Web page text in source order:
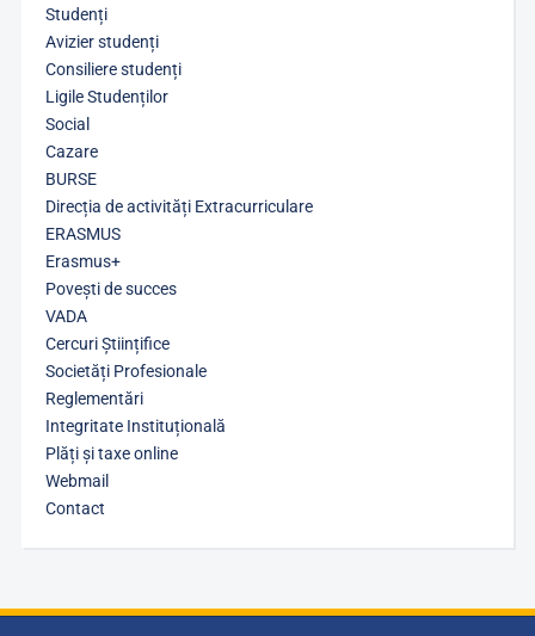
Studenți
Avizier studenți
Consiliere studenți
Ligile Studenților
Social
Cazare
BURSE
Direcția de activități Extracurriculare
ERASMUS
Erasmus+
Povești de succes
VADA
Cercuri Științifice
Societăți Profesionale
Reglementări
Integritate Instituțională
Plăți și taxe online
Webmail
Contact